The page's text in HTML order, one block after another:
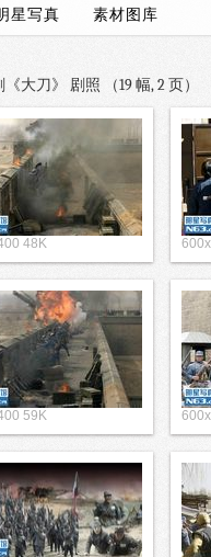
星写真 素材图库
《大刀》 剧照 （19 幅, 2 页）
48K
59K